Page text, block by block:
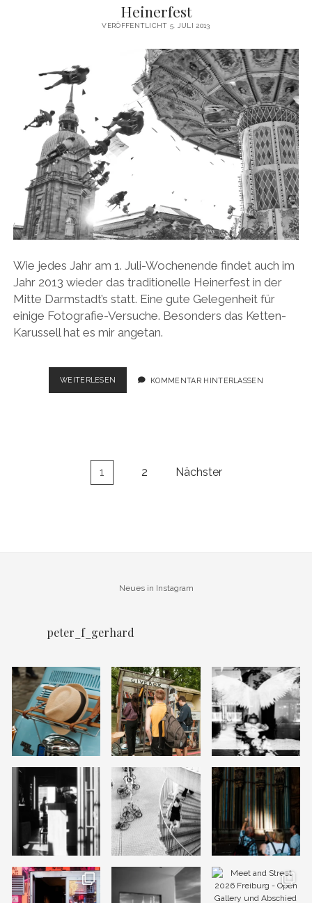
Heinerfest
VERÖFFENTLICHT 5. JULI 2013
Wie jedes Jahr am 1. Juli-Wochenende findet auch im
Jahr 2013 wieder das traditionelle Heinerfest in der
Mitte Darmstadt’s statt. Eine gute Gelegenheit für
einige Fotografie-Versuche. Besonders das Ketten-
Karussell hat es mir angetan.
WEITERLESEN HEINERFESTKOMMENTAR HINTERLASSEN
Seitennummerierung
1 2 Nächster
Neues in Instagram
peter_f_gerhard